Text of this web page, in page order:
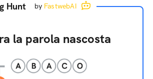
Hunt by FastwebAI
la parola nascosta